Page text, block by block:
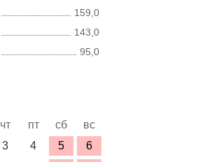
159,0
143,0
95,0
чт пт сб
вс
3 4 5
6